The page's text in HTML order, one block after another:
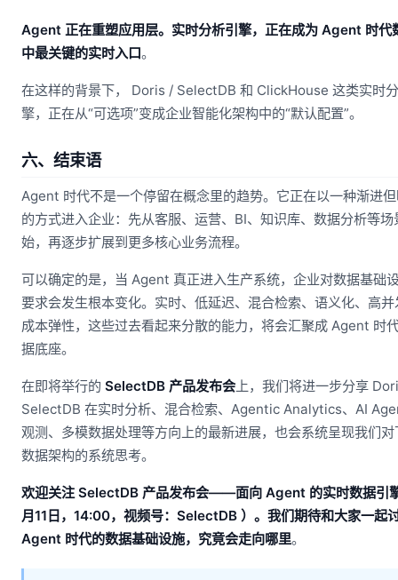
Agent 正在重塑应用层。实时分析引擎，正在成为 Agent 时代
中最关键的实时入口。
在这样的背景下， Doris / SelectDB 和 ClickHouse 这类实时
擎，正在从“可选项”变成企业智能化架构中的“默认配置”。
六、结束语
Agent 时代不是一个停留在概念里的趋势。它正在以一种渐进
的方式进入企业：先从客服、运营、BI、知识库、数据分析等场
始，再逐步扩展到更多核心业务流程。
可以确定的是，当 Agent 真正进入生产系统，企业对数据基础
要求会发生根本变化。实时、低延迟、混合检索、语义化、高并
成本弹性，这些过去看起来分散的能力，将会汇聚成 Agent 时
据底座。
在即将举行的 SelectDB 产品发布会上，我们将进一步分享
SelectDB 在实时分析、混合检索、Agentic Analytics、AI
观测、多模数据处理等方向上的最新进展，也会系统呈现我们对
数据架构的系统思考。
欢迎关注 SelectDB 产品发布会——面向 Agent 的实时数据引
月11日，14:00，视频号：SelectDB ）。我们期待和大家一起
Agent 时代的数据基础设施，究竟会走向哪里。